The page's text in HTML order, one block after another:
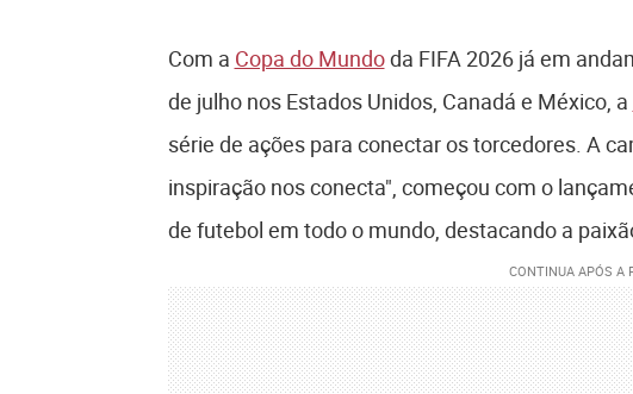
Com a Copa do Mundoda FIFA 2026 já em
de julho nos Estados Unidos, Canadá e México, a
série de ações para conectar os torcedores. A
inspiração nos conecta", começou com o
de futebol em todo o mundo, destacando a